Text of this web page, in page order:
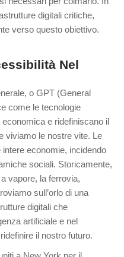
digitali critiche,
verso questo obiettivo.
Nel
o GPT (General
come le tecnologie
e ridefiniscano il
viviamo le nostre vite. Le
economie, incidendo
sociali. Storicamente,
vapore, la ferrovia,
sull’orlo di una
digitali che
artificiale e nel
il nostro futuro.